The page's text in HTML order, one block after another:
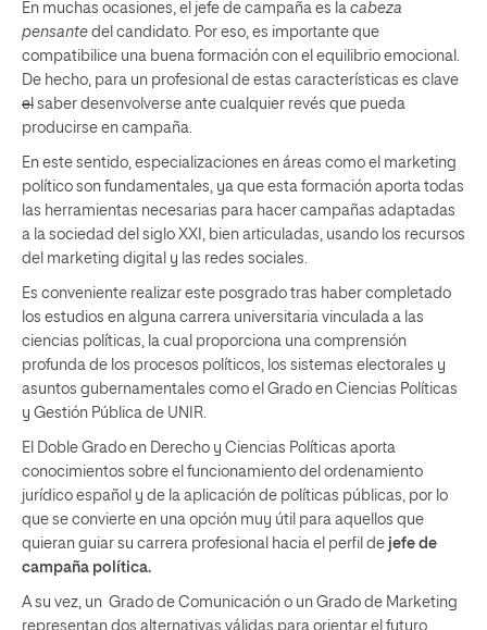
En muchas ocasiones, el jefe de campaña es la cabeza
pensante del candidato. Por eso, es importante que
compatibilice una buena formación con el equilibrio emocional.
De hecho, para un profesional de estas características es clave
el saber desenvolverse ante cualquier revés que pueda
producirse en campaña.
En este sentido, especializaciones en áreas como el marketing
político son fundamentales, ya que esta formación aporta todas
las herramientas necesarias para hacer campañas adaptadas
a la sociedad del siglo XXI, bien articuladas, usando los recursos
del marketing digital y las redes sociales.
Es conveniente realizar este posgrado tras haber completado
los estudios en alguna carrera universitaria vinculada a las
ciencias políticas, la cual proporciona una comprensión
profunda de los procesos políticos, los sistemas electorales y
asuntos gubernamentales como el Grado en Ciencias Políticas
y Gestión Pública de UNIR.
El Doble Grado en Derecho y Ciencias Políticas aporta
conocimientos sobre el funcionamiento del ordenamiento
jurídico español y de la aplicación de políticas públicas, por lo
que se convierte en una opción muy útil para aquellos que
quieran guiar su carrera profesional hacia el perfil de jefe de
campaña política.
A su vez, un Grado de Comunicación o un Grado de Marketing